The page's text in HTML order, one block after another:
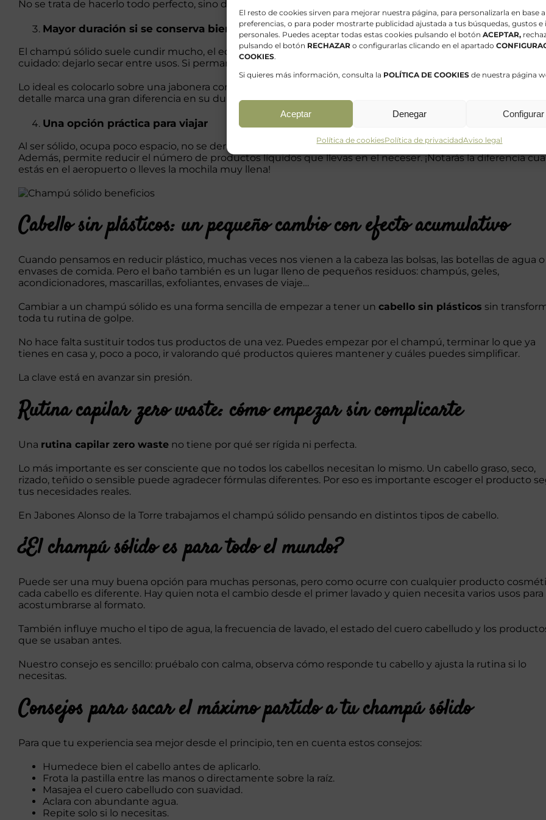
El resto de cookies sirven para mejorar nuestra página, para personalizarla en base
preferencias, o para poder mostrarte publicidad ajustada a tus búsquedas, gustos e
personales. Puedes aceptar todas estas cookies pulsando el botón ACEPTAR,
pulsando el botón RECHAZAR o configurarlas clicando en el apartado
COOKIES.
Si quieres más información, consulta la POLÍTICA DE COOKIES de nuestra página
Aceptar Denegar Configurar
Política de cookiesPolítica de privacidadAviso legal
No se trata de hacerlo todo perfecto, sino de empezar por gestos que se puedan mantener en el tiempo.
Mayor duración si se conserva bien
El champú sólido suele cundir mucho, el equivalente a dos o tres botes de champú, pero necesita un
cuidado: dejarlo secar entre usos. Si permanece encharcado, se desgasta antes.
Lo ideal es colocarlo sobre una jabonera con drenaje, una rejilla o una bolsita que permita que respire. Este
detalle marca una gran diferencia en su duración.
Una opción práctica para viajar
Al ser sólido, ocupa poco espacio, no se derrama y resulta muy cómodo para escapadas, gimnasio o viajes.
Además, permite reducir el número de productos líquidos que llevas en el neceser. ¡Notarás la diferencia
estás en el aeropuerto o lleves la mochila muy llena!
Cabello sin plásticos: un pequeño cambio con efecto acumulativo
Cuando pensamos en reducir plástico, muchas veces nos vienen a la cabeza las bolsas, las botellas de agua o
envases de comida. Pero el baño también es un lugar lleno de pequeños residuos: champús, geles,
acondicionadores, mascarillas, exfoliantes, envases de viaje…
Cambiar a un champú sólido es una forma sencilla de empezar a tener un cabello sin plásticos sin
toda tu rutina de golpe.
No hace falta sustituir todos tus productos de una vez. Puedes empezar por el champú, terminar lo que ya
tienes en casa y, poco a poco, ir valorando qué productos quieres mantener y cuáles puedes simplificar.
La clave está en avanzar sin presión.
Rutina capilar zero waste: cómo empezar sin complicarte
Una rutina capilar zero waste no tiene por qué ser rígida ni perfecta.
Lo más importante es ser consciente que no todos los cabellos necesitan lo mismo. Un cabello graso, seco,
rizado, teñido o sensible puede agradecer fórmulas diferentes. Por eso es importante escoger el producto
tus necesidades reales.
En Jabones Alonso de la Torre trabajamos el champú sólido pensando en distintos tipos de cabello.
¿El champú sólido es para todo el mundo?
Puede ser una muy buena opción para muchas personas, pero como ocurre con cualquier producto
cada cabello es diferente. Hay quien nota el cambio desde el primer lavado y quien necesita varios usos para
acostumbrarse al formato.
También influye mucho el tipo de agua, la frecuencia de lavado, el estado del cuero cabelludo y los
que se usaban antes.
Nuestro consejo es sencillo: pruébalo con calma, observa cómo responde tu cabello y ajusta la rutina si lo
necesitas.
Consejos para sacar el máximo partido a tu champú sólido
Para que tu experiencia sea mejor desde el principio, ten en cuenta estos consejos:
Humedece bien el cabello antes de aplicarlo.
Frota la pastilla entre las manos o directamente sobre la raíz.
Masajea el cuero cabelludo con suavidad.
Aclara con abundante agua.
Repite solo si lo necesitas.